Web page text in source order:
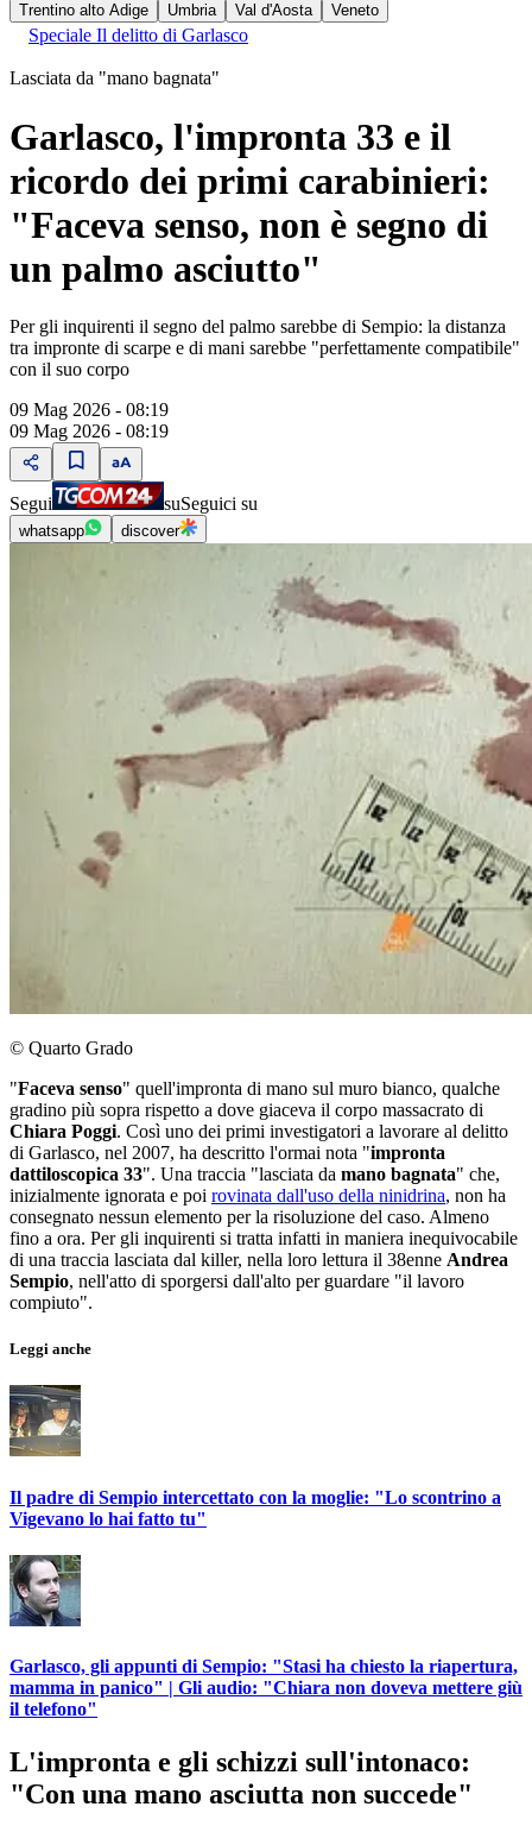
Trentino alto Adige
Umbria Val d'Aosta Veneto
Speciale Il delitto di Garlasco
Lasciata da "mano bagnata"
Garlasco, l'impronta 33 e il
ricordo dei primi carabinieri:
"Faceva senso, non è segno di
un palmo asciutto"
Per gli inquirenti il segno del palmo sarebbe di Sempio: la distanza
tra impronte di scarpe e di mani sarebbe "perfettamente compatibile"
con il suo corpo
09 Mag 2026 - 08:19
09 Mag 2026 - 08:19
Segui suSeguici su
whatsapp discover
© Quarto Grado
"Faceva senso" quell'impronta di mano sul muro bianco, qualche
gradino più sopra rispetto a dove giaceva il corpo massacrato di
Chiara Poggi. Così uno dei primi investigatori a lavorare al delitto
di Garlasco, nel 2007, ha descritto l'ormai nota "impronta
dattiloscopica 33". Una traccia "lasciata da mano bagnata" che,
inizialmente ignorata e poi rovinata dall'uso della ninidrina, non ha
consegnato nessun elemento per la risoluzione del caso. Almeno
fino a ora. Per gli inquirenti si tratta infatti in maniera inequivocabile
di una traccia lasciata dal killer, nella loro lettura il 38enne Andrea
Sempio, nell'atto di sporgersi dall'alto per guardare "il lavoro
compiuto".
Leggi anche
Il padre di Sempio intercettato con la moglie: "Lo scontrino a
Vigevano lo hai fatto tu"
Garlasco, gli appunti di Sempio: "Stasi ha chiesto la riapertura,
mamma in panico" | Gli audio: "Chiara non doveva mettere giù
il telefono"
L'impronta e gli schizzi sull'intonaco:
"Con una mano asciutta non succede"